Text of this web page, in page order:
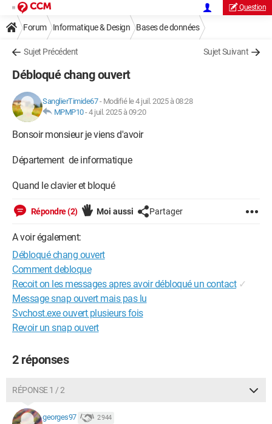
Question
Forum Informatique & Design Bases de données
Sujet Précédent Sujet Suivant
Débloqué chang ouvert
SanglierTimide67- Modifié le 4 juil. 2025 à 08:28
MPMP10-4 juil. 2025 à 09:20
Bonsoir monsieur je viens d'avoir
Département de informatique
Quand le clavier et bloqué
Répondre (2) Moi aussi Partager
A voir également:
Débloqué chang ouvert
Comment debloque
Recoit on les messages apres avoir débloqué un contact ✓
Message snap ouvert mais pas lu
Svchost.exe ouvert plusieurs fois
Revoir un snap ouvert
2 réponses
RÉPONSE 1 / 2
georges97 2 944